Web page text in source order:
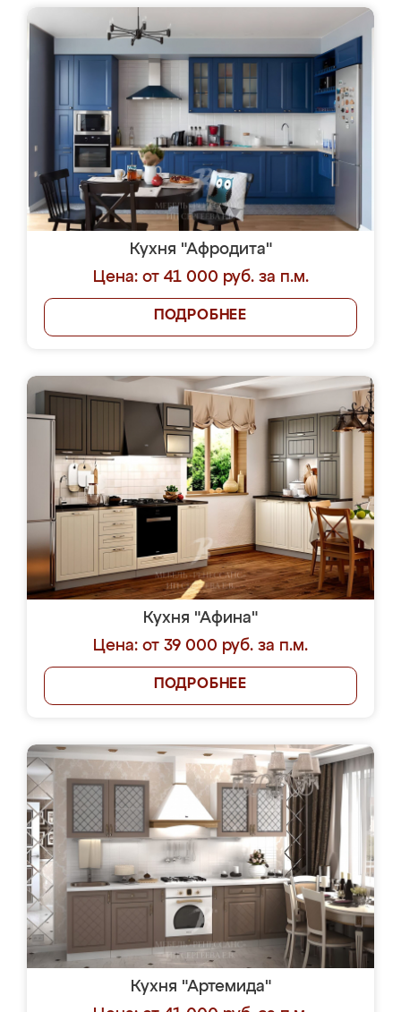
Кухня "Афродита"
Цена: от 41 000 руб. за п.м.
ПОДРОБНЕЕ
Кухня "Афина"
Цена: от 39 000 руб. за п.м.
ПОДРОБНЕЕ
Кухня "Артемида"